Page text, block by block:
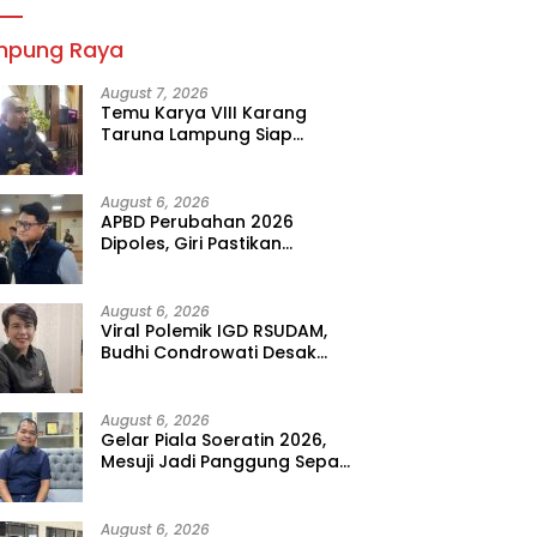
Raya
August 7, 2026
Temu Karya VIII Karang
Taruna Lampung Siap
August 6, 2026
APBD Perubahan 2026
Dipoles, Giri Pastikan
August 6, 2026
Viral Polemik IGD RSUDAM,
Budhi Condrowati Desak
August 6, 2026
Gelar Piala Soeratin 2026,
Mesuji Jadi Panggung Sepak
August 6, 2026